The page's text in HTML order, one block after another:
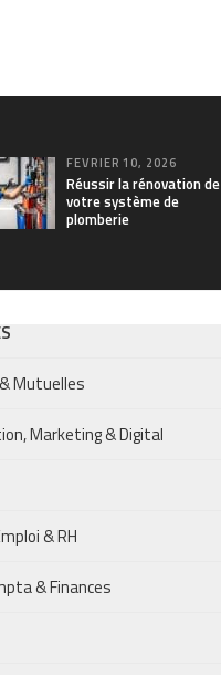
FÉVRIER 10, 2026
Réussir la rénovation de
votre système de
plomberie
Mutuelles
Marketing & Digital
& RH
& Finances